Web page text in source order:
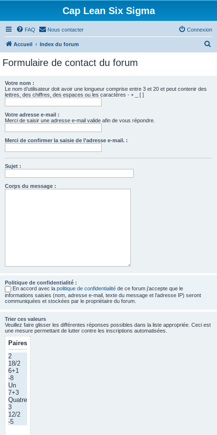
Cap Lean Six Sigma
FAQ Nous contacter Connexion
Accueil Index du forum
Formulaire de contact du forum
Votre nom :
Le nom d’utilisateur doit avoir une longueur comprise entre 3 et 20 et peut contenir des
lettres, des chiffres, des espaces ou les caractères - + _ [ ]
Votre adresse e-mail :
Merci de saisir une adresse e-mail valide afin de vous répondre.
Merci de confirmer la saisie de l’adresse e-mail. :
Sujet :
Corps du message :
Politique de confidentialité :
En accord avec la politique de confidentialité de ce forum j’accepte que le
informations saisies (nom, adresse e-mail, texte du message et l’adresse IP) seront
communiquées et stockées par le propriétaire du forum.
Trier ces valeurs
Veuillez faire glisser les différentes réponses possibles dans la liste appropriée. Ceci est
une mesure permettant de lutter contre les inscriptions automatisées.
Paires
2
18/2
6+1
-8
Un
7+3
Quatre
3
12/2
-5